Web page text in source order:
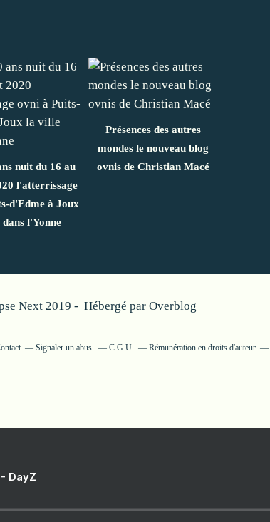
nuit du 16 au
l'atterrissage
d'Edme à Joux
l'Yonne
Présences des autres
mondes le nouveau blog
ovnis de Christian Macé
Next 2019 - Hébergé par Overblog
Signaler un abus C.G.U. Rémunération en droits d'auteur
DayZ